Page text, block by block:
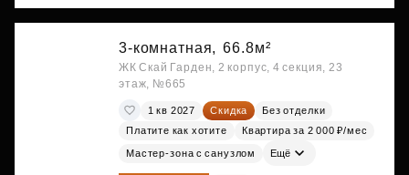
3-комнатная, 66.8м²
ЖК Скай Гарден, 2 корпус, 4 секция, 23
этаж, №665
1 кв 2027 Скидка
Без отделки
Платите как хотите
Квартира за 2 000 ₽/мес
Мастер-зона с санузлом Ещё